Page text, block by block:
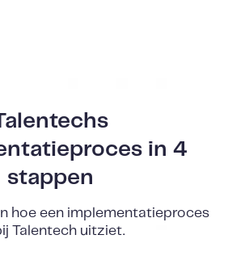
in 4
stappen
hoe een implementatieproces
Talentech uitziet.